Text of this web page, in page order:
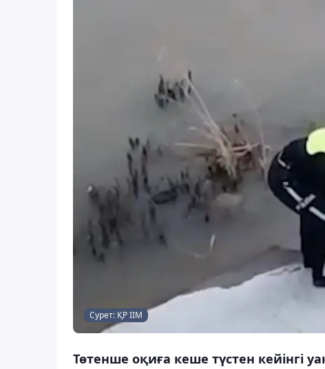
Сурет: ҚР ІІМ
Төтенше оқиға кеше түстен кейінгі